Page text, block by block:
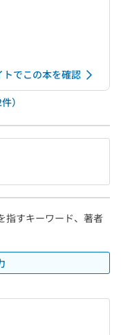
でこの本を確認
）
指すキーワード、著者